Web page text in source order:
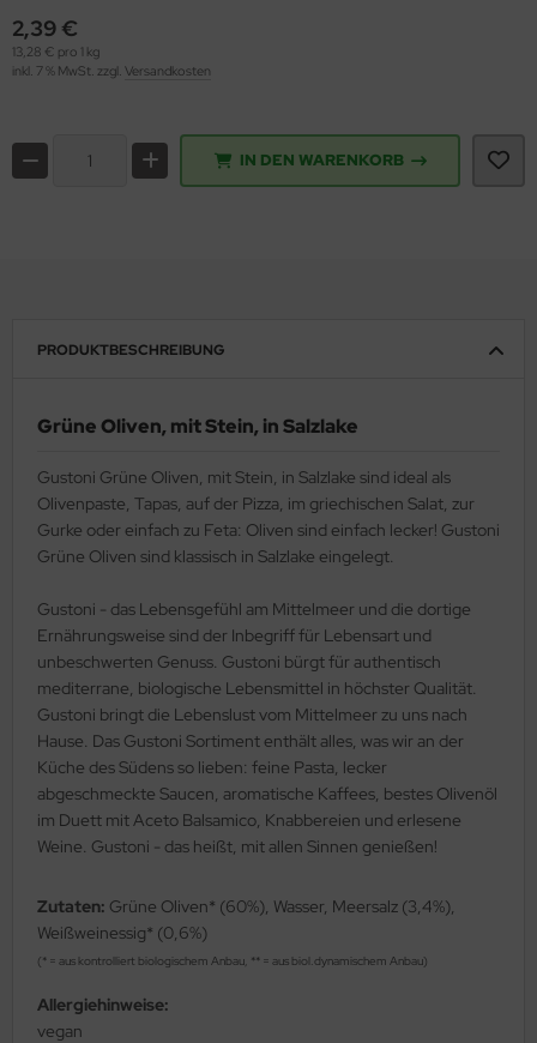
2,39 €
13,28 € pro 1 kg
inkl. 7 % MwSt. zzgl. Versandkosten
IN DEN WARENKORB
PRODUKTBESCHREIBUNG
Grüne Oliven, mit Stein, in Salzlake
Gustoni Grüne Oliven, mit Stein, in Salzlake sind ideal als
Olivenpaste, Tapas, auf der Pizza, im griechischen Salat, zur
Gurke oder einfach zu Feta: Oliven sind einfach lecker! Gustoni
Grüne Oliven sind klassisch in Salzlake eingelegt.
Gustoni - das Lebensgefühl am Mittelmeer und die dortige
Ernährungsweise sind der Inbegriff für Lebensart und
unbeschwerten Genuss. Gustoni bürgt für authentisch
mediterrane, biologische Lebensmittel in höchster Qualität.
Gustoni bringt die Lebenslust vom Mittelmeer zu uns nach
Hause. Das Gustoni Sortiment enthält alles, was wir an der
Küche des Südens so lieben: feine Pasta, lecker
abgeschmeckte Saucen, aromatische Kaffees, bestes Olivenöl
im Duett mit Aceto Balsamico, Knabbereien und erlesene
Weine. Gustoni - das heißt, mit allen Sinnen genießen!
Zutaten: Grüne Oliven* (60%), Wasser, Meersalz (3,4%),
Weißweinessig* (0,6%)
(* = aus kontrolliert biologischem Anbau, ** = aus biol.dynamischem Anbau)
Allergiehinweise:
vegan